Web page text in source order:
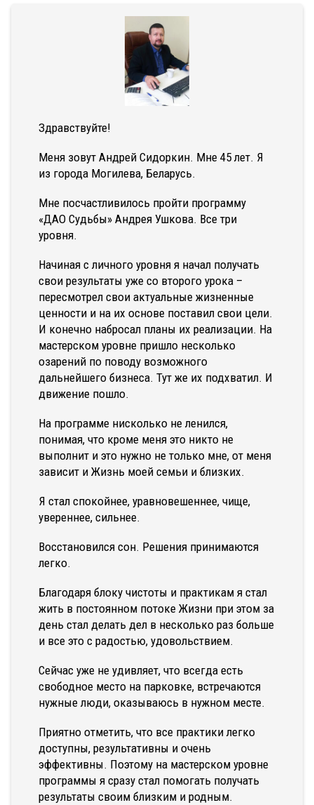
Здравствуйте!
Меня зовут Андрей Сидоркин. Мне 45 лет. Я
из города Могилева, Беларусь.
Мне посчастливилось пройти программу
«ДАО Судьбы» Андрея Ушкова. Все три
уровня.
Начиная с личного уровня я начал получать
свои результаты уже со второго урока –
пересмотрел свои актуальные жизненные
ценности и на их основе поставил свои цели.
И конечно набросал планы их реализации. На
мастерском уровне пришло несколько
озарений по поводу возможного
дальнейшего бизнеса. Тут же их подхватил. И
движение пошло.
На программе нисколько не ленился,
понимая, что кроме меня это никто не
выполнит и это нужно не только мне, от меня
зависит и Жизнь моей семьи и близких.
Я стал спокойнее, уравновешеннее, чище,
увереннее, сильнее.
Восстановился сон. Решения принимаются
легко.
Благодаря блоку чистоты и практикам я стал
жить в постоянном потоке Жизни при этом за
день стал делать дел в несколько раз больше
и все это с радостью, удовольствием.
Сейчас уже не удивляет, что всегда есть
свободное место на парковке, встречаются
нужные люди, оказываюсь в нужном месте.
Приятно отметить, что все практики легко
доступны, результативны и очень
эффективны. Поэтому на мастерском уровне
программы я сразу стал помогать получать
результаты своим близким и родным.